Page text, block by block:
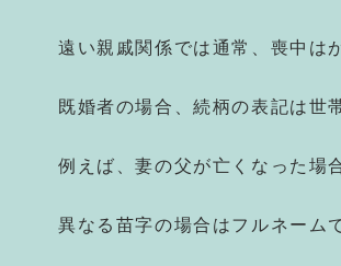
遠い親戚関係では通常、喪中は
既婚者の場合、続柄の表記は世
例えば、妻の父が亡くなった場
異なる苗字の場合はフルネーム